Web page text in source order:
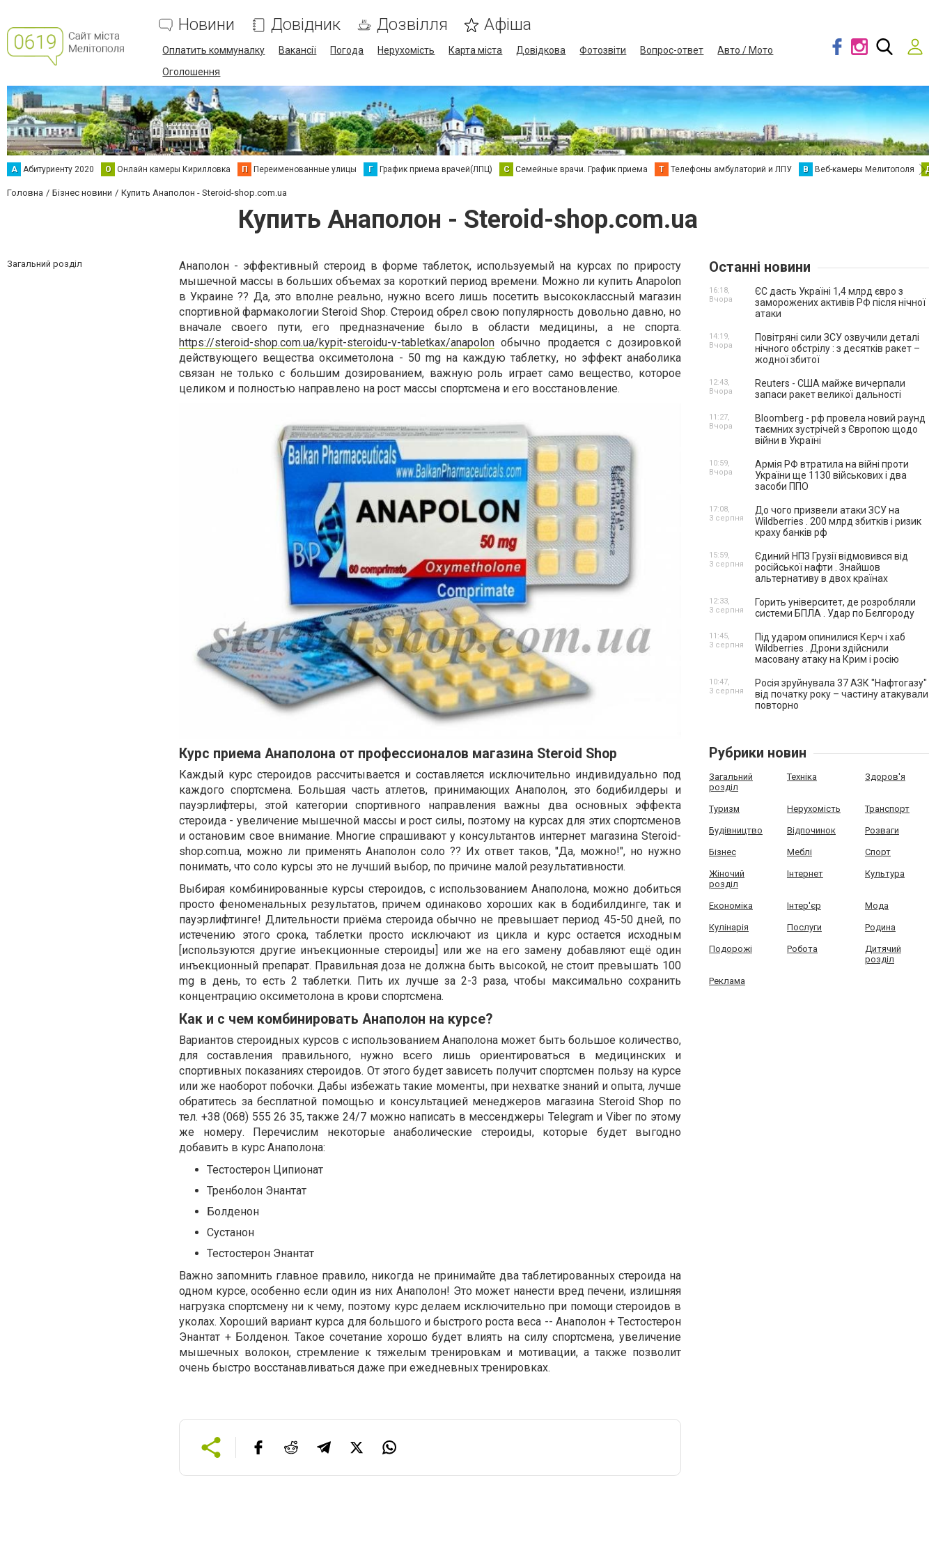
Новини Довідник Дозвілля Афіша
Оплатить коммуналку Вакансії Погода Нерухомість Карта міста Довідкова Фотозвіти Вопрос-ответ
Авто / Мото
Оголошення
А Абитуриенту 2020 О Онлайн камеры Кирилловка П Переименованные улицы Г График приема врачей(ЛПЦ) С Семейные врачи. График приема Т Телефоны амбулаторий и ЛПУ В Веб-камеры Мелитополя Д
Головна Бізнес новини Купить Анаполон - Steroid-shop.com.ua
Купить Анаполон - Steroid-shop.com.ua
Загальний розділ
Анаполон - эффективный стероид в форме таблеток, используемый на курсах по приросту
мышечной массы в больших объемах за короткий период времени. Можно ли купить Anapolon
в Украине ?? Да, это вполне реально, нужно всего лишь посетить высококлассный магазин
спортивной фармакологии Steroid Shop. Стероид обрел свою популярность довольно давно, но
вначале своего пути, его предназначение было в области медицины, а не спорта.
https://steroid-shop.com.ua/kypit-steroidu-v-tabletkax/anapolon обычно продается с дозировкой
действующего вещества оксиметолона - 50 mg на каждую таблетку, но эффект анаболика
связан не только с большим дозированием, важную роль играет само вещество, которое
целиком и полностью направлено на рост массы спортсмена и его восстановление.
Курс приема Анаполона от профессионалов магазина Steroid Shop
Каждый курс стероидов рассчитывается и составляется исключительно индивидуально под
каждого спортсмена. Большая часть атлетов, принимающих Анаполон, это бодибилдеры и
пауэрлифтеры, этой категории спортивного направления важны два основных эффекта
стероида - увеличение мышечной массы и рост силы, поэтому на курсах для этих спортсменов
и остановим свое внимание. Многие спрашивают у консультантов интернет магазина Steroid-
shop.com.ua, можно ли применять Анаполон соло ?? Их ответ таков, "Да, можно!", но нужно
понимать, что соло курсы это не лучший выбор, по причине малой результативности.
Выбирая комбинированные курсы стероидов, с использованием Анаполона, можно добиться
просто феноменальных результатов, причем одинаково хороших как в бодибилдинге, так и
пауэрлифтинге! Длительности приёма стероида обычно не превышает период 45-50 дней, по
истечению этого срока, таблетки просто исключают из цикла и курс остается исходным
[используются другие инъекционные стероиды] или же на его замену добавляют ещё один
инъекционный препарат. Правильная доза не должна быть высокой, не стоит превышать 100
mg в день, то есть 2 таблетки. Пить их лучше за 2-3 раза, чтобы максимально сохранить
концентрацию оксиметолона в крови спортсмена.
Как и с чем комбинировать Анаполон на курсе?
Вариантов стероидных курсов с использованием Анаполона может быть большое количество,
для составления правильного, нужно всего лишь ориентироваться в медицинских и
спортивных показаниях стероидов. От этого будет зависеть получит спортсмен пользу на курсе
или же наоборот побочки. Дабы избежать такие моменты, при нехватке знаний и опыта, лучше
обратитесь за бесплатной помощью и консультацией менеджеров магазина Steroid Shop по
тел. +38 (068) 555 26 35, также 24/7 можно написать в мессенджеры Telegram и Viber по этому
же номеру. Перечислим некоторые анаболические стероиды, которые будет выгодно
добавить в курс Анаполона:
Тестостерон Ципионат
Тренболон Энантат
Болденон
Сустанон
Тестостерон Энантат
Важно запомнить главное правило, никогда не принимайте два таблетированных стероида на
одном курсе, особенно если один из них Анаполон! Это может нанести вред печени, излишняя
нагрузка спортсмену ни к чему, поэтому курс делаем исключительно при помощи стероидов в
уколах. Хороший вариант курса для большого и быстрого роста веса -- Анаполон + Тестостерон
Энантат + Болденон. Такое сочетание хорошо будет влиять на силу спортсмена, увеличение
мышечных волокон, стремление к тяжелым тренировкам и мотивации, а также позволит
очень быстро восстанавливаться даже при ежедневных тренировках.
Останні новини
ЄС дасть Україні 1,4 млрд євро з
заморожених активів РФ після нічної
атаки
16:18,
Вчора
Повітряні сили ЗСУ озвучили деталі
нічного обстрілу : з десятків ракет –
жодної збитої
14:19,
Вчора
Reuters - США майже вичерпали
запаси ракет великої дальності
12:43,
Вчора
Bloomberg - рф провела новий раунд
таємних зустрічей з Європою щодо
війни в Україні
11:27,
Вчора
Армія РФ втратила на війні проти
України ще 1130 військових і два
засоби ППО
10:59,
Вчора
До чого призвели атаки ЗСУ на
Wildberries . 200 млрд збитків і ризик
краху банків рф
17:08,
3 серпня
Єдиний НПЗ Грузії відмовився від
російської нафти . Знайшов
альтернативу в двох країнах
15:59,
3 серпня
Горить університет, де розробляли
системи БПЛА . Удар по Бєлгороду
12:33,
3 серпня
Під ударом опинилися Керч і хаб
Wildberries . Дрони здійснили
масовану атаку на Крим і росію
11:45,
3 серпня
Росія зруйнувала 37 АЗК "Нафтогазу"
від початку року – частину атакували
повторно
10:47,
3 серпня
Рубрики новин
Загальний
розділ
Техніка Здоров'я
Туризм Нерухомість Транспорт
Будівництво Відпочинок Розваги
Бізнес Меблі Спорт
Жіночий
розділ
Інтернет Культура
Економіка Інтер'єр Мода
Кулінарія Послуги Родина
Подорожі Робота
Дитячий
розділ
Реклама